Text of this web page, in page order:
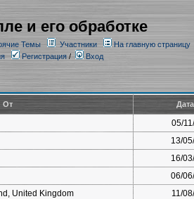
и его обработке
Темы Участники
На главную страницу
Регистрация/ Вход
От
05/
13/
16/
06/
United Kingdom 11/